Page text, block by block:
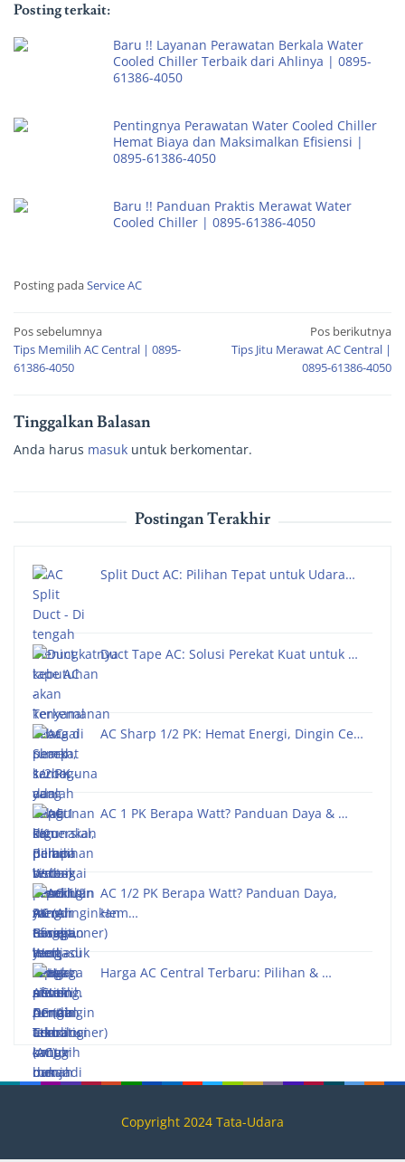
Posting terkait:
Baru !! Layanan Perawatan Berkala Water
Cooled Chiller Terbaik dari Ahlinya | 0895-
61386-4050
Pentingnya Perawatan Water Cooled Chiller
Hemat Biaya dan Maksimalkan Efisiensi |
0895-61386-4050
Baru !! Panduan Praktis Merawat Water
Cooled Chiller | 0895-61386-4050
Posting padaService AC
Pos sebelumnya
Tips Memilih AC Central | 0895-
61386-4050
Pos berikutnya
Tips Jitu Merawat AC Central |
0895-61386-4050
Tinggalkan Balasan
Anda harus masuk untuk berkomentar.
Postingan Terakhir
Split Duct AC: Pilihan Tepat untuk Udara…
Duct Tape AC: Solusi Perekat Kuat untuk …
AC Sharp 1/2 PK: Hemat Energi, Dingin Ce…
AC 1 PK Berapa Watt? Panduan Daya & …
AC 1/2 PK Berapa Watt? Panduan Daya,
Hem…
Harga AC Central Terbaru: Pilihan & …
Copyright 2024 Tata-Udara